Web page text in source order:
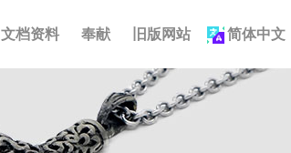
文档资料 奉献 旧版网站 简体中文